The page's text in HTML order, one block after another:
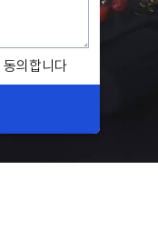
동의합니다